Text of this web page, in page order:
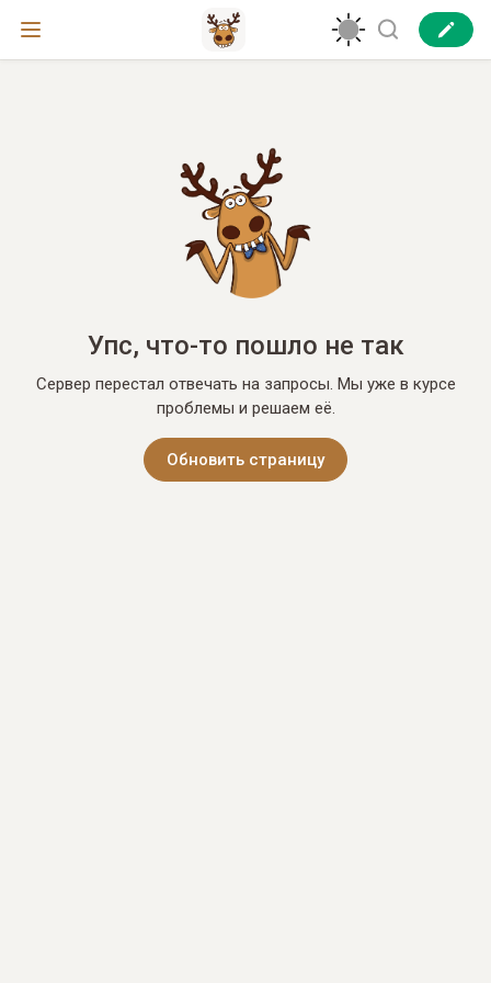
Упс, что-то пошло не так
Сервер перестал отвечать на запросы. Мы уже в курсе
проблемы и решаем её.
Обновить страницу